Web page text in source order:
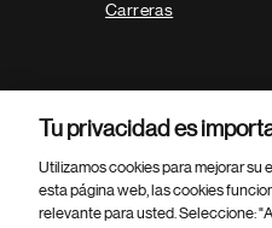
Carreras
Parte
© 2026 Novartis AG
Tu privacidad es
Utilizamos cookies para mejorar su
esta página web, las cookies
relevante para usted. Seleccione: